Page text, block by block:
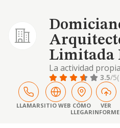
Limitada
La actividad
arquitectura. 3.5/5
LLAMARSITIO WEB CÓMO
LLEGAR
VER
INFORME